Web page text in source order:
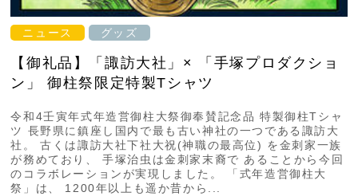
ニュース グッズ
【御礼品】「諏訪大社」× 「手塚プロダクショ
ン」 御柱祭限定特製Tシャツ
令和4壬寅年式年造営御柱大祭御奉賛記念品 特製御柱Tシャ
ツ 長野県に鎮座し国内で最も古い神社の一つである諏訪大
社。 古くは諏訪大社下社大祝(神職の最高位) を金刺家一族
が務めており、 手塚治虫は金刺家末裔で あることから今回
のコラボレーションが実現しました。 「式年造営御柱大
祭」は、 1200年以上も遥か昔から...